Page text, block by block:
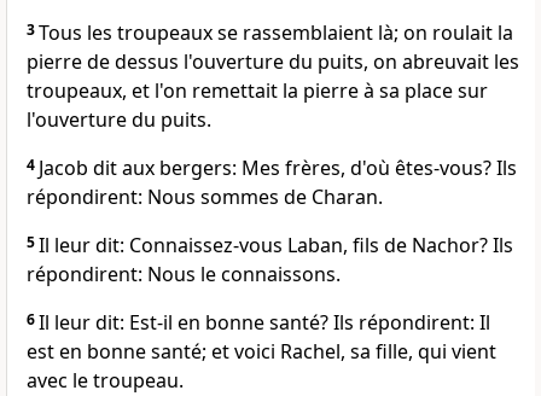
3Tous les troupeaux se rassemblaient là; on roulait la
pierre de dessus l'ouverture du puits, on abreuvait les
troupeaux, et l'on remettait la pierre à sa place sur
l'ouverture du puits.
4 Jacob dit aux bergers: Mes frères, d'où êtes-vous? Ils
répondirent: Nous sommes de Charan.
5Il leur dit: Connaissez-vous Laban, fils de Nachor? Ils
répondirent: Nous le connaissons.
6Il leur dit: Est-il en bonne santé? Ils répondirent: Il
est en bonne santé; et voici Rachel, sa fille, qui vient
avec le troupeau.